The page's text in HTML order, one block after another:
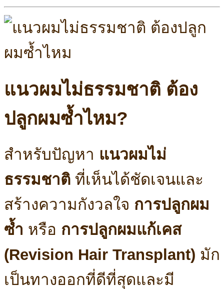
แนวผมไม่ธรรมชาติ ต้อง
ปลูกผมซ้ำไหม?
สำหรับปัญหา แนวผมไม่
ธรรมชาติ ที่เห็นได้ชัดเจนและ
สร้างความกังวลใจ การปลูกผม
ซ้ำ หรือ การปลูกผมแก้เคส
(Revision Hair Transplant) มัก
เป็นทางออกที่ดีที่สุดและมี